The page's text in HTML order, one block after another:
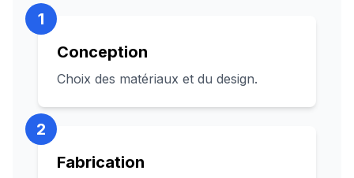
1
Conception
Choix des matériaux et du design.
2
Fabrication